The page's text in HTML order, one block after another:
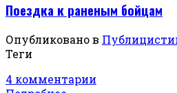
Поездка к раненым бойцам
Опубликовано в
Теги
4 комментарии